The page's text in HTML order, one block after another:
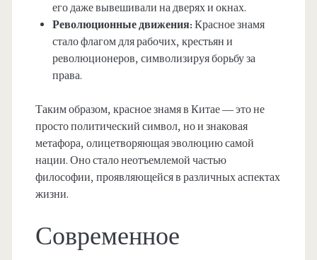
его даже вывешивали на дверях и окнах.
Революционные движения: Красное знамя
стало флагом для рабочих, крестьян и
революционеров, символизируя борьбу за
права.
Таким образом, красное знамя в Китае — это не
просто политический символ, но и знаковая
метафора, олицетворяющая эволюцию самой
нации. Оно стало неотъемлемой частью
философии, проявляющейся в различных аспектах
жизни.
Современное